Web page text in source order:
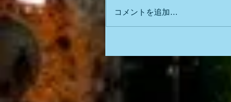
コメントを追加…